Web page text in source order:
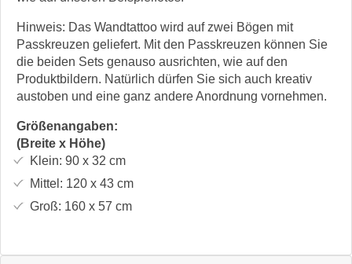
Hinweis: Das Wandtattoo wird auf zwei Bögen mit
Passkreuzen geliefert. Mit den Passkreuzen können Sie
die beiden Sets genauso ausrichten, wie auf den
Produktbildern. Natürlich dürfen Sie sich auch kreativ
austoben und eine ganz andere Anordnung vornehmen.
Größenangaben:
(Breite x Höhe)
Klein: 90 x 32 cm
Mittel: 120 x 43cm
Groß: 160 x 57 cm